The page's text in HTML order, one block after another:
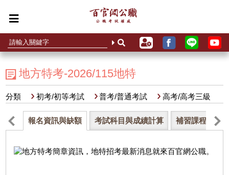
地方特考-2026/115地特
分類 初考/初等考試 普考/普通考試 高考/高考三級
報名資訊與缺額 考試科目與成績計算 補習課程介紹